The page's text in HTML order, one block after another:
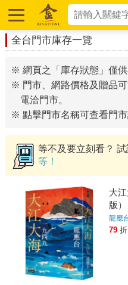
全台門市庫存一覽
※ 網頁之「庫存狀態」僅供
※ 門市、網路價格及贈品
電洽門市。
※ 點擊門市名稱可查看門市
等不及要立刻看？ 試
等！
大
版）
龍應
79 折